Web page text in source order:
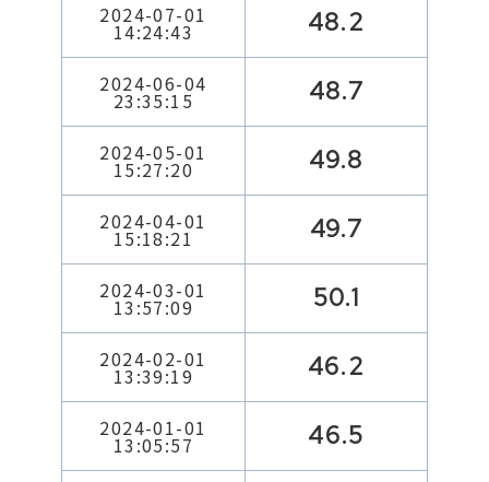
2024-07-01
14:24:43 48.2
2024-06-04
23:35:15 48.7
2024-05-01
15:27:20 49.8
2024-04-01
15:18:21 49.7
2024-03-01
13:57:09 50.1
2024-02-01
13:39:19 46.2
2024-01-01
13:05:57 46.5